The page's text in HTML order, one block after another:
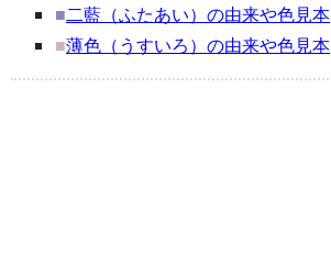
■二藍（ふたあい）の由来や色見本
■薄色（うすいろ）の由来や色見本